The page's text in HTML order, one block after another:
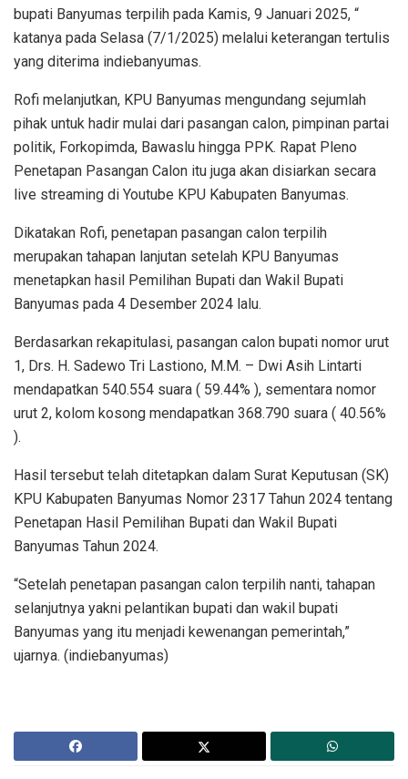
bupati Banyumas terpilih pada Kamis, 9 Januari 2025, “
katanya pada Selasa (7/1/2025) melalui keterangan tertulis
yang diterima indiebanyumas.
Rofi melanjutkan, KPU Banyumas mengundang sejumlah
pihak untuk hadir mulai dari pasangan calon, pimpinan partai
politik, Forkopimda, Bawaslu hingga PPK. Rapat Pleno
Penetapan Pasangan Calon itu juga akan disiarkan secara
live streaming di Youtube KPU Kabupaten Banyumas.
Dikatakan Rofi, penetapan pasangan calon terpilih
merupakan tahapan lanjutan setelah KPU Banyumas
menetapkan hasil Pemilihan Bupati dan Wakil Bupati
Banyumas pada 4 Desember 2024 lalu.
Berdasarkan rekapitulasi, pasangan calon bupati nomor urut
1, Drs. H. Sadewo Tri Lastiono, M.M. – Dwi Asih Lintarti
mendapatkan 540.554 suara ( 59.44% ), sementara nomor
urut 2, kolom kosong mendapatkan 368.790 suara ( 40.56%
).
Hasil tersebut telah ditetapkan dalam Surat Keputusan (SK)
KPU Kabupaten Banyumas Nomor 2317 Tahun 2024 tentang
Penetapan Hasil Pemilihan Bupati dan Wakil Bupati
Banyumas Tahun 2024.
“Setelah penetapan pasangan calon terpilih nanti, tahapan
selanjutnya yakni pelantikan bupati dan wakil bupati
Banyumas yang itu menjadi kewenangan pemerintah,”
ujarnya. (indiebanyumas)